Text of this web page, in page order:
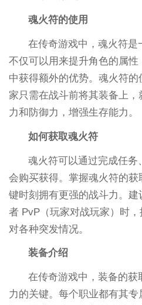
魂火符的使用
在传奇游戏中，魂火符是
不仅可以用来提升角色的属
中获得额外的优势。魂火符
家只需在战斗前将其装备上
力和防御力，增强生存能力。
如何获取魂火符
魂火符可以通过完成任
会购买获得。掌握魂火符的
键时刻拥有更强的战斗力。
者 PvP（玩家对战玩家）时
对各种突发情况。
装备介绍
在传奇游戏中，装备的
力的关键。每个职业都有其